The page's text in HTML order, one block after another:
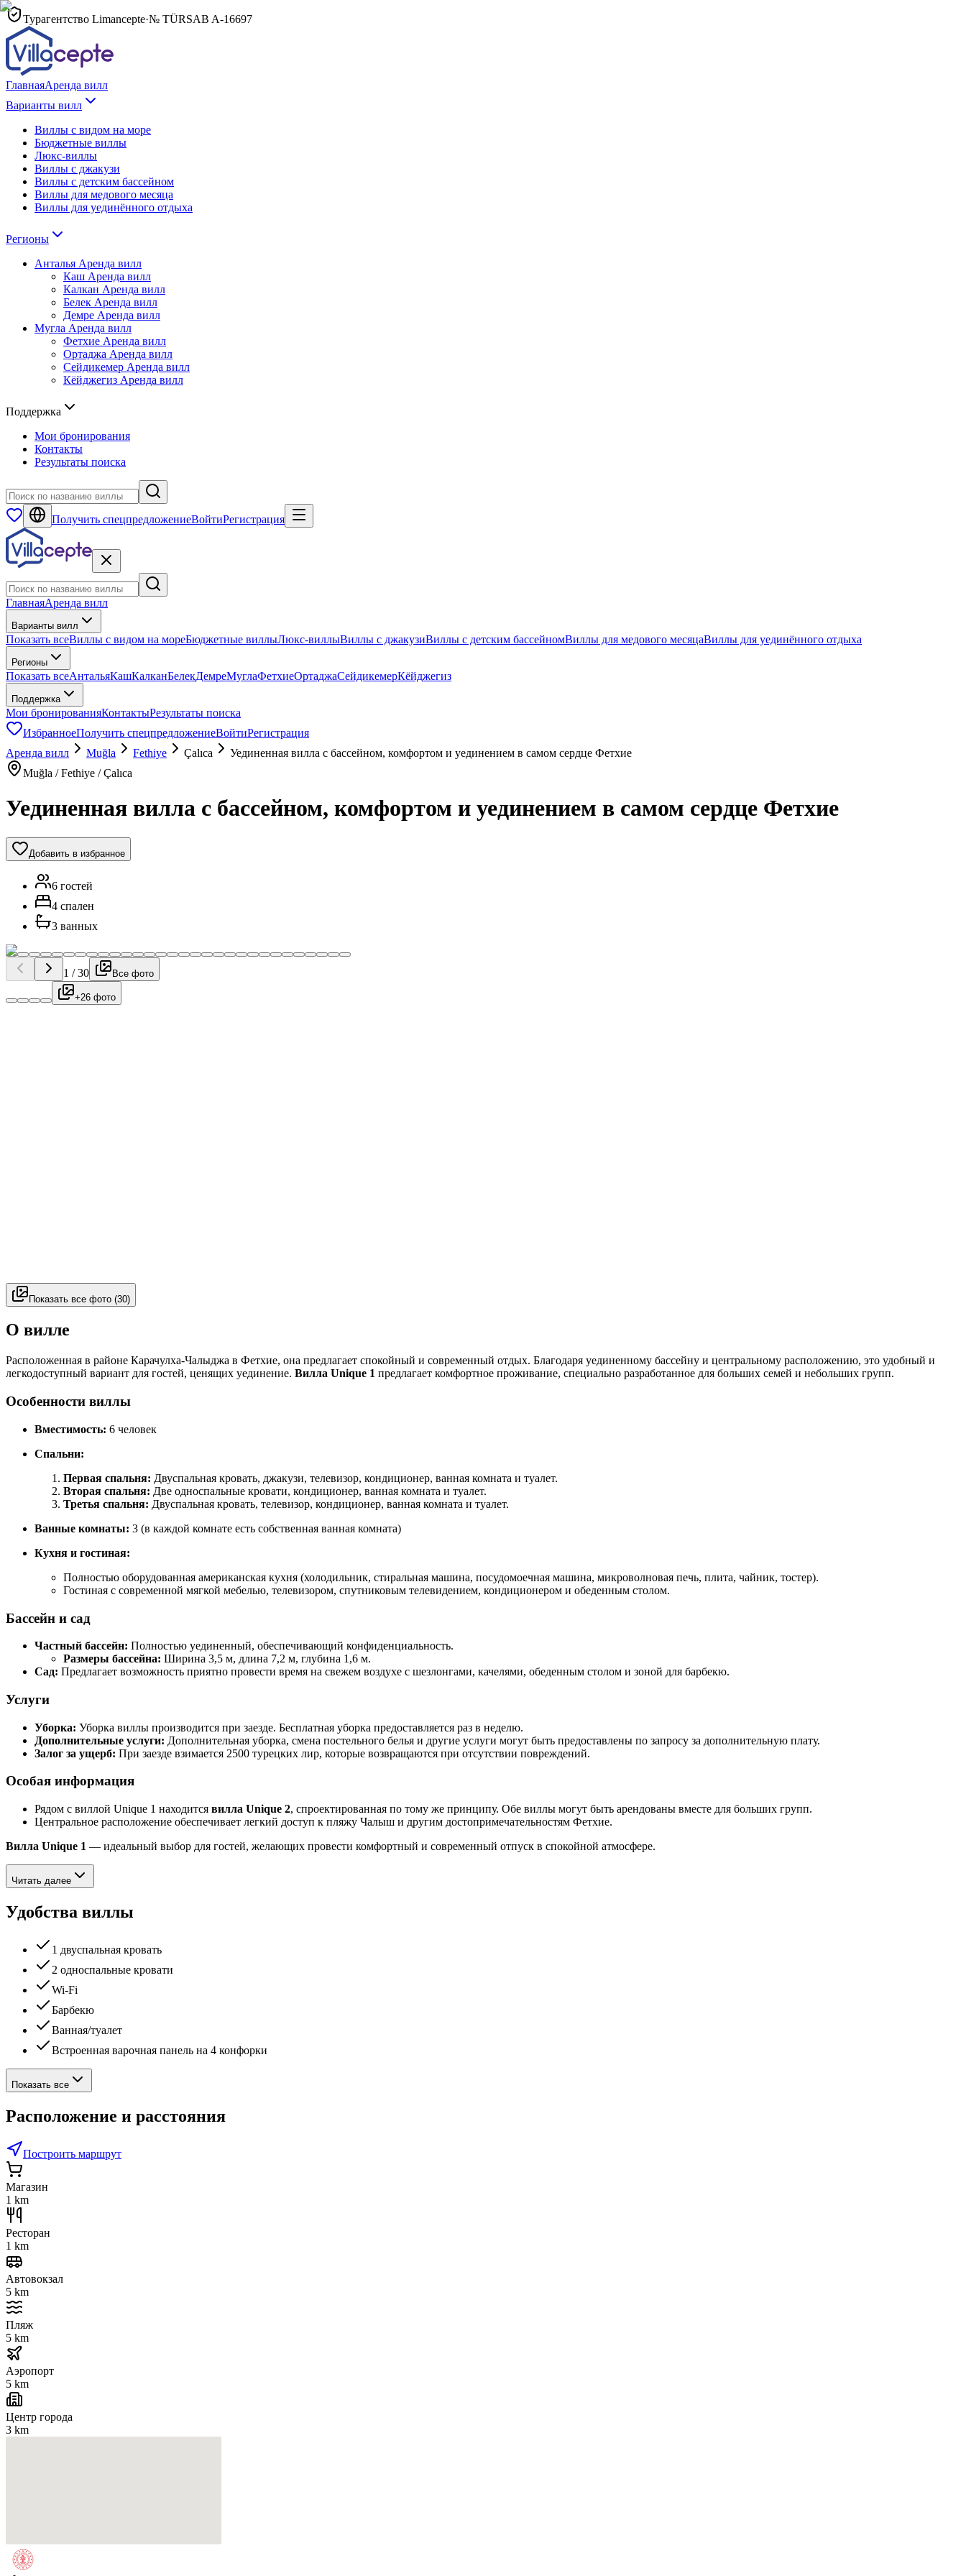
Турагентство Limancepte·№ TÜRSAB A-16697
ГлавнаяАренда вилл
Варианты вилл
Виллы с видом на море
Бюджетные виллы
Люкс-виллы
Виллы с джакузи
Виллы с детским бассейном
Виллы для медового месяца
Виллы для уединённого отдыха
Регионы
Анталья Аренда вилл
Каш Аренда вилл
Калкан Аренда вилл
Белек Аренда вилл
Демре Аренда вилл
Мугла Аренда вилл
Фетхие Аренда вилл
Ортаджа Аренда вилл
Сейдикемер Аренда вилл
Кёйджегиз Аренда вилл
Поддержка
Мои бронирования
Контакты
Результаты поиска
Получить спецпредложениеВойтиРегистрация
ГлавнаяАренда вилл
Варианты вилл
Показать всеВиллы с видом на мореБюджетные виллыЛюкс-виллыВиллы с джакузиВиллы с детским бассейномВиллы для медового месяцаВиллы для уединённого отдыха
Регионы
Показать всеАнтальяКашКалканБелекДемреМуглаФетхиеОртаджаСейдикемерКёйджегиз
Поддержка
Мои бронированияКонтактыРезультаты поиска
ИзбранноеПолучить спецпредложениеВойтиРегистрация
Аренда вилл
Muğla Fethiye Çalıca
Уединенная вилла с бассейном, комфортом и уединением в самом сердце Фетхие
Muğla / Fethiye / Çalıca
Уединенная вилла с бассейном, комфортом и уединением в самом сердце Фетхие
Добавить в избранное
6 гостей
4 спален
3 ванных
1 /30 Все фото
+26 фото
Показать все фото (30)
О вилле
Расположенная в районе Карачулха-Чалыджа в Фетхие, она предлагает спокойный и современный отдых. Благодаря уединенному бассейну и центральному расположению, это удобный и
легкодоступный вариант для гостей, ценящих уединение. Вилла Unique 1 предлагает комфортное проживание, специально разработанное для больших семей и небольших групп.
Особенности виллы
Вместимость: 6 человек
Спальни:
Первая спальня: Двуспальная кровать, джакузи, телевизор, кондиционер, ванная комната и туалет.
Вторая спальня: Две односпальные кровати, кондиционер, ванная комната и туалет.
Третья спальня: Двуспальная кровать, телевизор, кондиционер, ванная комната и туалет.
Ванные комнаты: 3 (в каждой комнате есть собственная ванная комната)
Кухня и гостиная:
Полностью оборудованная американская кухня (холодильник, стиральная машина, посудомоечная машина, микроволновая печь, плита, чайник, тостер).
Гостиная с современной мягкой мебелью, телевизором, спутниковым телевидением, кондиционером и обеденным столом.
Бассейн и сад
Частный бассейн: Полностью уединенный, обеспечивающий конфиденциальность.
Размеры бассейна: Ширина 3,5 м, длина 7,2 м, глубина 1,6 м.
Сад: Предлагает возможность приятно провести время на свежем воздухе с шезлонгами, качелями, обеденным столом и зоной для барбекю.
Услуги
Уборка: Уборка виллы производится при заезде. Бесплатная уборка предоставляется раз в неделю.
Дополнительные услуги: Дополнительная уборка, смена постельного белья и другие услуги могут быть предоставлены по запросу за дополнительную плату.
Залог за ущерб: При заезде взимается 2500 турецких лир, которые возвращаются при отсутствии повреждений.
Особая информация
Рядом с виллой Unique 1 находится вилла Unique 2, спроектированная по тому же принципу. Обе виллы могут быть арендованы вместе для больших групп.
Центральное расположение обеспечивает легкий доступ к пляжу Чалыш и другим достопримечательностям Фетхие.
Вилла Unique 1 — идеальный выбор для гостей, желающих провести комфортный и современный отпуск в спокойной атмосфере.
Читать далее
Удобства виллы
1 двуспальная кровать
2 односпальные кровати
Wi-Fi
Барбекю
Ванная/туалет
Встроенная варочная панель на 4 конфорки
Показать все
Расположение и расстояния
Построить маршрут
Магазин
1 km
Ресторан
1 km
Автовокзал
5 km
Пляж
5 km
Аэропорт
5 km
Центр города
3 km